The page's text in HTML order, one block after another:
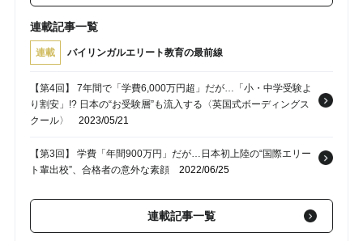
連載記事一覧
連載 バイリンガルエリート教育の最前線
【第4回】 7年間で「学費6,000万円超」だが…「小・中学受験よ
り割安」!? 日本の“お受験層”も流入する〈英国式ボーディングス
クール〉
2023/05/21
【第3回】 学費「年間900万円」だが…日本初上陸の“国際エリー
ト輩出校”、合格者の意外な素顔 2022/06/25
【第1回】 1年間の授業料「900万円」でも入学希望殺到…超富裕
層向け「全寮制スクール」の実態2022/01/07
連載記事一覧